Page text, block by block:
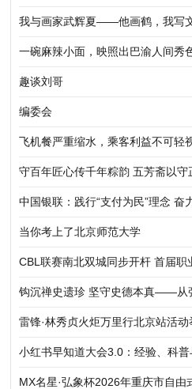
我与画家武辉夏——他画鹤，我写
一碗麻辣小面，映照出巴渝人间秀
的电影《香喷喷》开拍时
趣谈刘哥
编委会
飞机餐严重缩水，乘客利益不可轻
守百年匠心传千年粽韵 五芳斋以
中国银联：践行“支付为民”理念 奋
当你考上了北京师范大学
CBL联赛南北双城同步开杆 首届
钩沉禅史遗珍 坚守史德本真——从
说开去
雷锋·林秀贞火炬万里行北京站活
华五福吉神”作品
小红书早知道大会3.0：经验、科
MX名星·弘象杯2026年重庆市自由